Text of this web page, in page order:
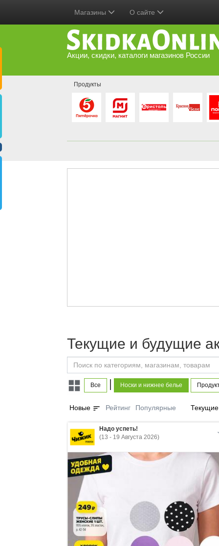
Магазины О сайте
Акции, скидки, каталоги магазинов России
Продукты
Текущие и будущие
Все | Носки и нижнее белье
Новые sort Рейтинг Популярные Текущие
Надо успеть!
(13 - 19 Августа 2026)